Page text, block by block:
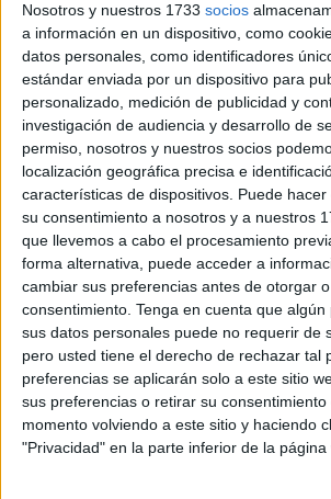
Nosotros y nuestros 1733 socios
a información en un dispositivo, como
datos personales, como identificadores
estándar enviada por un dispositivo para
personalizado, medición de publicidad y
investigación de audiencia y desarrollo de
permiso, nosotros y nuestros socios
localización geográfica precisa e
características de dispositivos. Puede
su consentimiento a nosotros y a nuestros
que llevemos a cabo el procesamiento
forma alternativa, puede acceder a
cambiar sus preferencias antes de otorgar
consentimiento. Tenga en cuenta que
sus datos personales puede no requerir de
pero usted tiene el derecho de rechazar tal
preferencias se aplicarán solo a este sitio
sus preferencias o retirar su
momento volviendo a este sitio y haciendo
"Privacidad" en la parte inferior de la página
La petición ha contado con veinte
abstenciones una vez debatida en el
“No son suficientes”, ha destacado
portavoz de la formación y “presentan un
lamentable”, ha añadido. A este
propiciación de la enseñanza a las
“cuidado del medio ambiente”.